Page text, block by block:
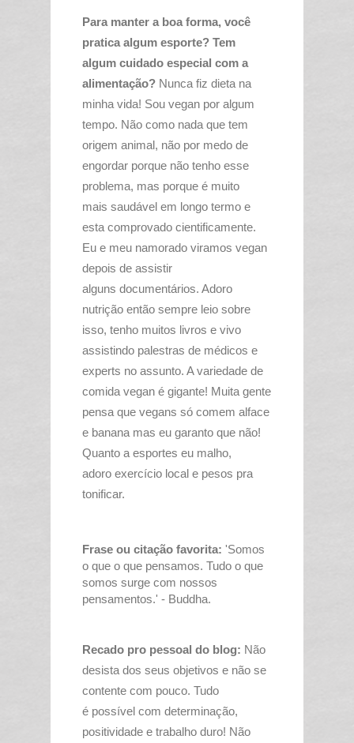
Para manter a boa forma, você
pratica algum esporte? Tem
algum cuidado especial com a
alimentação? Nunca fiz dieta na
minha vida! Sou vegan por algum
tempo. Não como nada que tem
origem animal, não por medo de
engordar porque não tenho esse
problema, mas porque é muito
mais saudável em longo termo e
esta comprovado cientificamente.
Eu e meu namorado viramos vegan
depois de assistir
alguns documentários. Adoro
nutrição então sempre leio sobre
isso, tenho muitos livros e vivo
assistindo palestras de médicos e
experts no assunto. A variedade de
comida vegan é gigante! Muita gente
pensa que vegans só comem alface
e banana mas eu garanto que não!
Quanto a esportes eu malho,
adoro exercício local e pesos pra
tonificar.
Frase ou citação favorita: 'Somos
o que o que pensamos. Tudo o que
somos surge com nossos
pensamentos.' - Buddha.
Recado pro pessoal do blog: Não
desista dos seus objetivos e não se
contente com pouco. Tudo
é possível com determinação,
positividade e trabalho duro! Não